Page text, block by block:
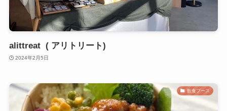
alittreat ( アリトリート)
2024年2月5日
飲食ブース